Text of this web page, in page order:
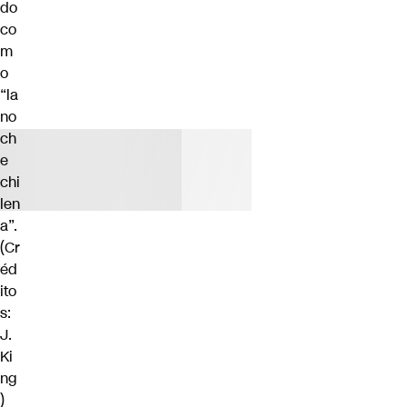
do
co
m
o
“la
no
ch
e
chi
len
a”.
(Cr
éd
ito
s:
J.
Ki
ng
)